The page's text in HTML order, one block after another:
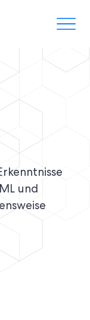
und